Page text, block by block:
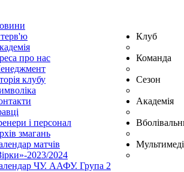
про нас
Клуб
клубу
Команда
і персонал
змагань
Сезон
матчів
2023/2024
ЧУ. ААФУ. Група 2
Академія